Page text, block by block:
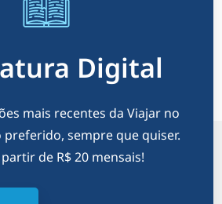
Digital
mais recentes da Viajar no
sempre que quiser.
de R$ 20 mensais!